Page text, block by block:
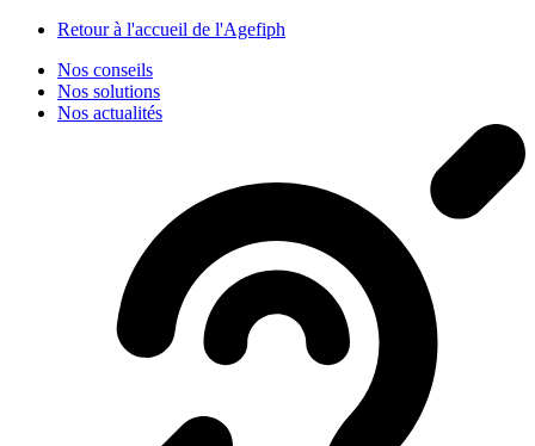
Retour à l'accueil de l'Agefiph
Nos conseils
Nos solutions
Nos actualités